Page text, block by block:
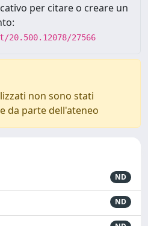
per citare o creare un
27566
non sono stati
da parte dell'ateneo
ND
ND